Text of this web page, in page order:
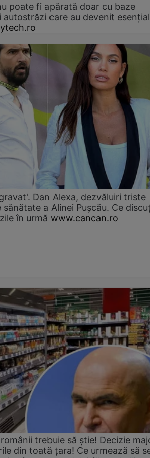
poate fi apărată doar cu baze
autostrăzi care au devenit
Dan Alexa, dezvăluiri triste
a Alinei Pușcău. Ce
în urmă www.cancan.ro
trebuie să știe! Decizie
din toată țara! Ce urmează să